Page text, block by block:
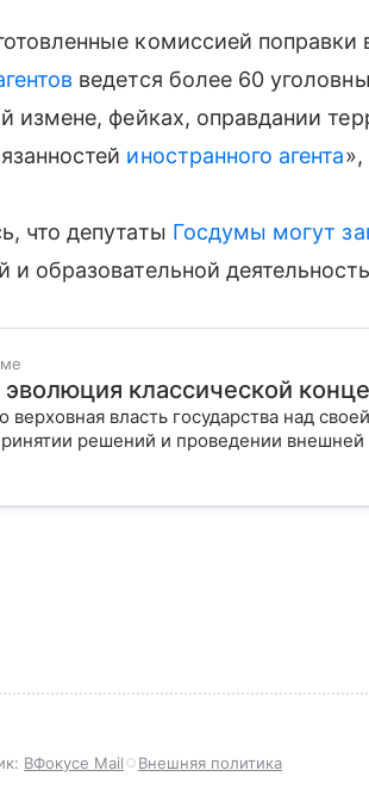
комиссией
ведется более 60
измене, фейках, оправдании
иностранного агента
что депутаты Госдумы могут
и образовательной
классической
верховная власть государства над
решений и проведении внешней
ВФокусе Mail Внешняя политика